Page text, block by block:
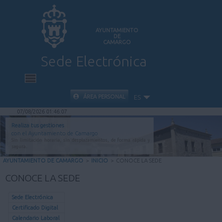
AYUNTAMIENTO
DE
CAMARGO
Sede Electrónica
INICIO
INFORMACIÓN PÚBLICA
CARPETA CIUDADANA
ÁREA PERSONAL ES
07/08/2026 01:46:07
Realiza tus gestiones
con el Ayuntamiento de Camargo
AYUNTAMIENTO DE CAMARGO > INICIO > CONOCE LA SEDE
CONOCE LA SEDE
Sede Electrónica
Certificado Digital
Calendario Laboral